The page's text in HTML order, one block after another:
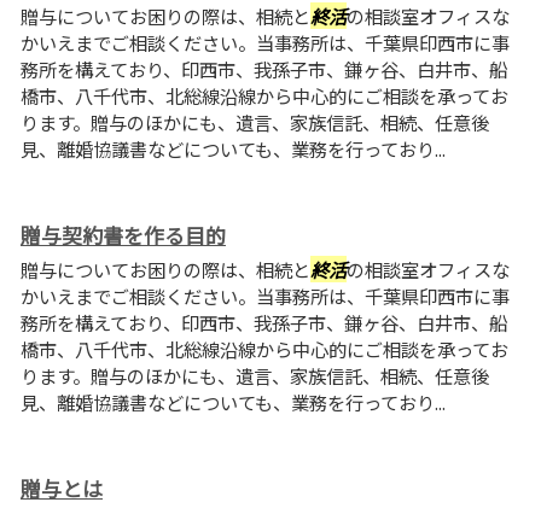
贈与についてお困りの際は、相続と終活の相談室オフィスな
かいえまでご相談ください。当事務所は、千葉県印西市に事
務所を構えており、印西市、我孫子市、鎌ヶ谷、白井市、船
橋市、八千代市、北総線沿線から中心的にご相談を承ってお
ります。贈与のほかにも、遺言、家族信託、相続、任意後
見、離婚協議書などについても、業務を行っており...
贈与契約書を作る目的
贈与についてお困りの際は、相続と終活の相談室オフィスな
かいえまでご相談ください。当事務所は、千葉県印西市に事
務所を構えており、印西市、我孫子市、鎌ヶ谷、白井市、船
橋市、八千代市、北総線沿線から中心的にご相談を承ってお
ります。贈与のほかにも、遺言、家族信託、相続、任意後
見、離婚協議書などについても、業務を行っており...
贈与とは